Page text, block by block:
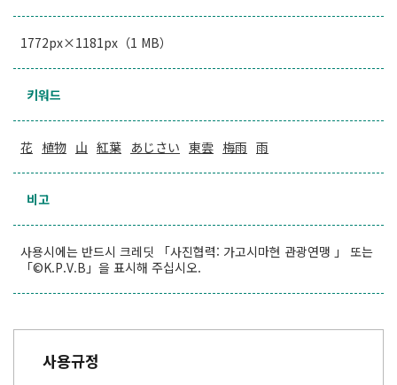
1772px×1181px（1 MB）
키워드
花 植物 山 紅葉 あじさい 東雲 梅雨 雨
비고
사용시에는 반드시 크레딧 「사진협력: 가고시마현 관광연맹 」 또는
「©K.P.V.B」을 표시해 주십시오.
사용규정